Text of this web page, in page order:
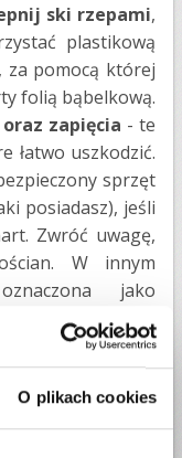
O plikach cookies
ski rzepami,
plastikową
za pomocą której
folią bąbelkową.
zapięcia - te
łatwo uszkodzić.
sprzęt
posiadasz), jeśli
Zwróć uwagę,
W innym
jako
przesyłki.
różnego
wykorzystać